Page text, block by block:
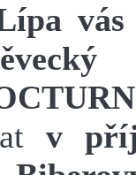
vás
v